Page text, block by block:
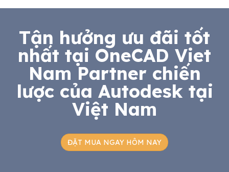
Tận hưởng ưu đãi tốt
nhất tại OneCAD Viet
Nam Partner chiến
lược của Autodesk tại
Việt Nam
ĐẶT MUA NGAY HÔM NAY